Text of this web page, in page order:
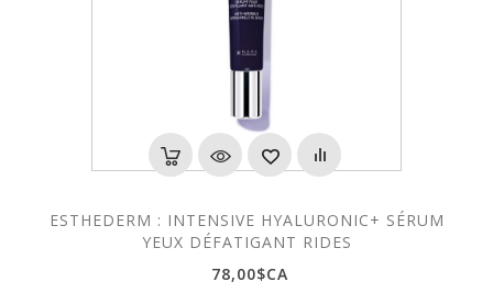
ESTHEDERM : INTENSIVE HYALURONIC+ SÉRUM
YEUX DÉFATIGANT RIDES
78,00$CA